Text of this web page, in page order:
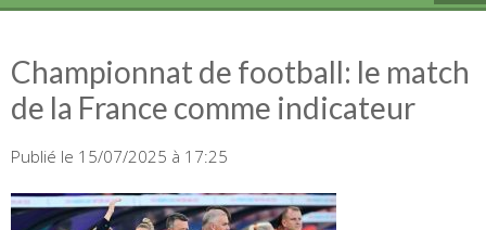
Championnat de football: le match
de la France comme indicateur
Publié le 15/07/2025 à 17:25